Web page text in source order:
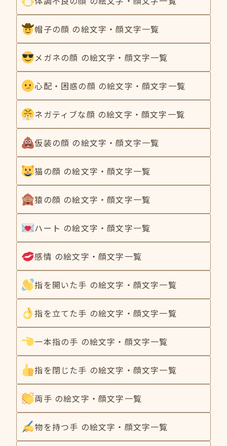
帽子の顔 の絵文字・顔文字一覧
メガネの顔 の絵文字・顔文字一覧
心配・困惑の顔 の絵文字・顔文字一覧
ネガティブな顔 の絵文字・顔文字一覧
仮装の顔 の絵文字・顔文字一覧
猫の顔 の絵文字・顔文字一覧
猿の顔 の絵文字・顔文字一覧
ハート の絵文字・顔文字一覧
感情 の絵文字・顔文字一覧
指を開いた手 の絵文字・顔文字一覧
指を立てた手 の絵文字・顔文字一覧
一本指の手 の絵文字・顔文字一覧
指を閉じた手 の絵文字・顔文字一覧
両手 の絵文字・顔文字一覧
物を持つ手 の絵文字・顔文字一覧